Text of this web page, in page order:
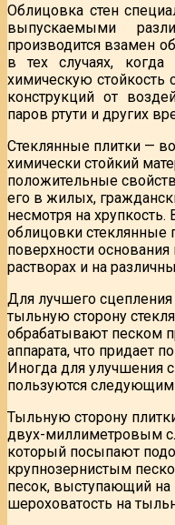
Облицовка стен
выпускаемыми
производится взамен
в тех случаях,
химическую стойкость
конструкций от
паров ртути и других
Стеклянные плитки —
химически стойкий
положительные
его в жилых,
несмотря на хрупкость.
облицовки стеклянные
поверхности
растворах и на
Для лучшего
тыльную сторону
обрабатывают песком
аппарата, что придает
Иногда для улучшения
пользуются
Тыльную сторону
двух-миллиметровым
который посыпают
крупнозернистым
песок, выступающий на
шероховатость на